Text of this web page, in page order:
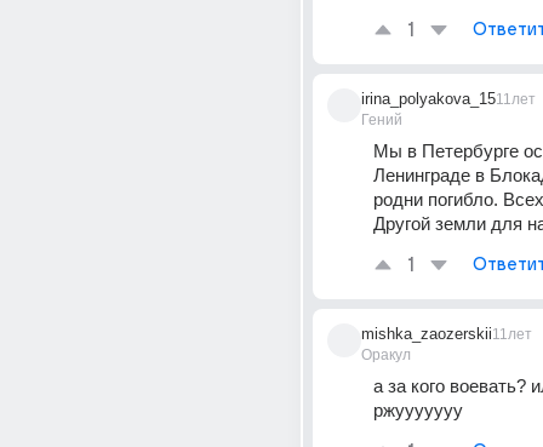
1
irina_polyakova_15
Гений
11лет
Мы в Петербурге
Ленинграде в
родни погибло.
Другой земли для
1
mishka_zaozerskii
Оракул
11лет
а за кого воевать?
ржууууууу